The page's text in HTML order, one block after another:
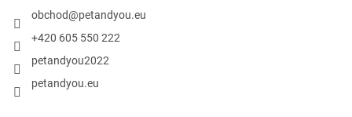
obchod@petandyou.eu
+420 605 550 222
petandyou2022
petandyou.eu